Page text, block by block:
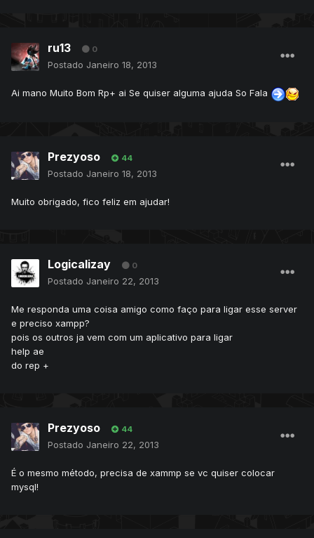
ru13 0
Postado Janeiro 18, 2013
Ai mano Muito Bom Rp+ ai Se quiser alguma ajuda So Fala
Prezyoso 44
Postado Janeiro 18, 2013
Muito obrigado, fico feliz em ajudar!
Logicalizay 0
Postado Janeiro 22, 2013
Me responda uma coisa amigo como faço para ligar esse server
e preciso xampp?
pois os outros ja vem com um aplicativo para ligar
help ae
do rep +
Prezyoso 44
Postado Janeiro 22, 2013
É o mesmo método, precisa de xammp se vc quiser colocar
mysql!